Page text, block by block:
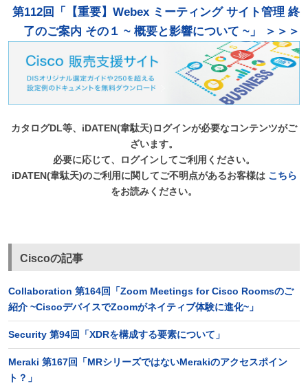
第112回「【重要】Webex ミーティング サイト管理 終
了のご案内 その１ ~ 概要と影響について ~」 ＞＞＞
カタログDL等、iDATEN(韋駄天)ログインが必要なコンテンツがご
ざいます。
必要に応じて、ログインしてご利用ください。
iDATEN(韋駄天)のご利用に関してご不明点があるお客様は こちら
をお読みください。
Ciscoの記事
Collaboration 第164回「Zoom Meetings for Cisco Roomsのご
紹介 ~CiscoデバイスでZoomがネイティブ体験に進化~」
Security 第94回「XDRを構成する要素について」
Meraki 第167回「MRシリーズではないMerakiのアクセスポイン
ト？」